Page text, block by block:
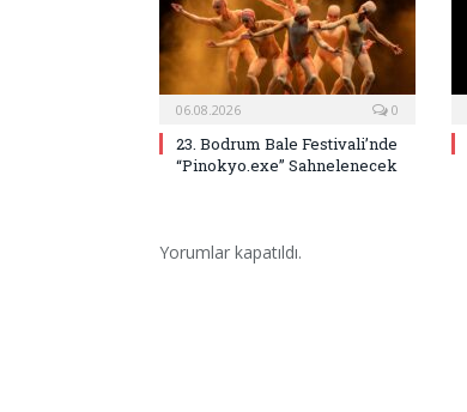
06.08.2026 0
23. Bodrum Bale Festivali’nde
“Pinokyo.exe” Sahnelenecek
Yorumlar kapatıldı.